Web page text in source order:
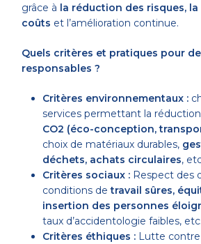
grâce à la réduction des risques,
coûts et l’amélioration continue.
Quels critères et pratiques pour
responsables ?
Critères environnementaux :
services permettant la
CO2 (éco-conception,
choix de matériaux durables,
déchets, achats circulaires,
Critères sociaux : Respect des
conditions detravail sûres,
insertion des personnes
taux d’accidentologie faibles, etc.
Critères éthiques : Lutte contre